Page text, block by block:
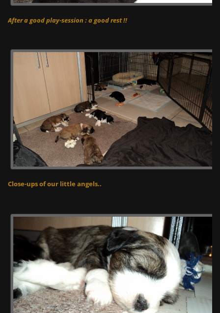
After a good play-session : a good rest !!
Close-ups of our little angels..